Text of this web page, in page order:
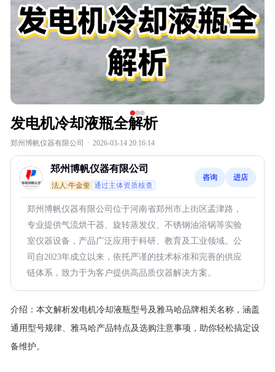
发电机冷却液瓶全解析
郑州博帆仪器有限公司 · 2026-03-14 20:16:14
郑州博帆仪器有限公司
法人:牛金奎 通过主体资质核查
咨询 进店
郑州博帆仪器有限公司位于河南省郑州市上街区孟津路，
专业提供气流烘干器、旋转蒸发仪、不锈钢油浴锅等实验
室仪器设备，产品广泛应用于科研、教育及工业领域。公
司自2023年成立以来，依托严谨的技术标准和完善的供应
链体系，致力于为客户提供高品质仪器解决方案。
介绍： 本文解析发电机冷却液瓶型号及雅马哈品牌相关名称，涵盖
通用型号规律、雅马哈产品特点及选购注意事项，助你轻松搞定设
备维护。